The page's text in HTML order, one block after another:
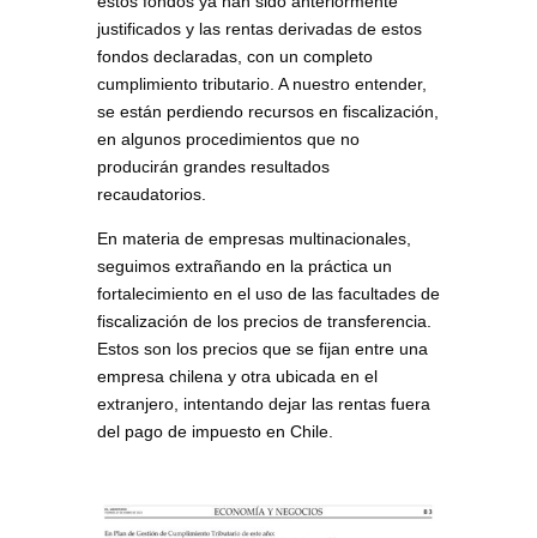
justificados y las rentas derivadas de estos
fondos declaradas, con un completo
cumplimiento tributario. A nuestro entender,
se están perdiendo recursos en fiscalización,
en algunos procedimientos que no
producirán grandes resultados
recaudatorios.
En materia de empresas multinacionales,
seguimos extrañando en la práctica un
fortalecimiento en el uso de las facultades de
fiscalización de los precios de transferencia.
Estos son los precios que se fijan entre una
empresa chilena y otra ubicada en el
extranjero, intentando dejar las rentas fuera
del pago de impuesto en Chile.